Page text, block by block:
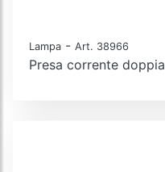
Lampa - Art. 38966
Presa corrente